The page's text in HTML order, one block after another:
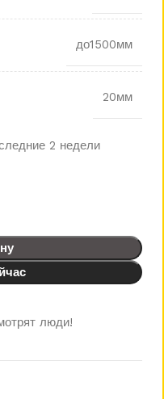
до1500мм
20мм
2 недели
люди!